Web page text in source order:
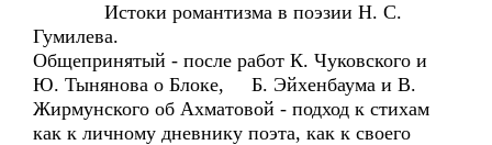
Истоки романтизма в поэзии Н. С.
Гумилева.
Общепринятый - после работ К. Чуковского и
Ю. Тынянова о Блоке, Б. Эйхенбаума и В.
Жирмунского об Ахматовой - подход к стихам
как к личному дневнику поэта, как к своего